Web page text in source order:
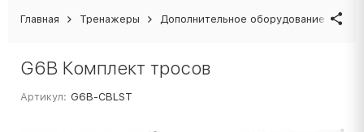
Главная Тренажеры Дополнительное оборудование
G6B Комплект тросов
Артикул: G6B-CBLST